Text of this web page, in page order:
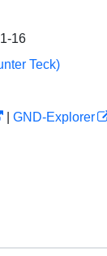
16
Teck)
GND-Explorer